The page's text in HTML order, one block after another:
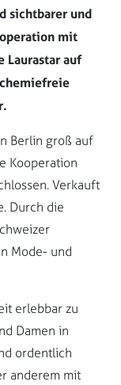
sichtbarer und
mit
Laurastar auf
Berlin groß auf
Kooperation
Verkauft
Durch die
Mode- und
erlebbar zu
Damen in
ordentlich
anderem mit